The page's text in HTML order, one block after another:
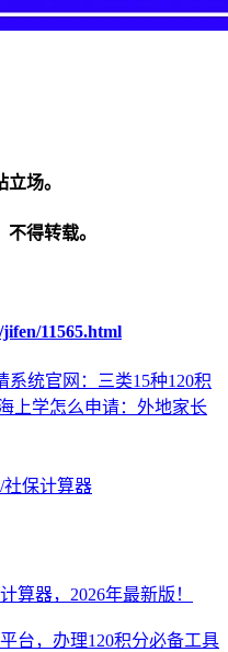
场。
得转载。
11565.html
系统官网：三类15种120积
上学怎么申请：外地家长
社保计算器
算器，2026年最新版！
台，办理120积分必备工具